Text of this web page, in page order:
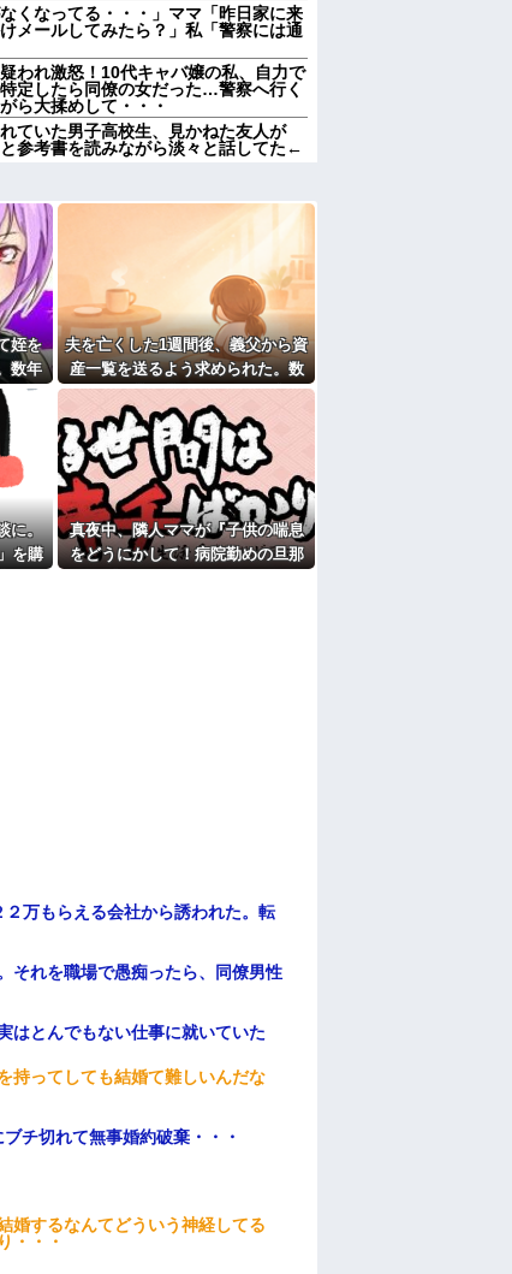
くなってる・・・」ママ「昨日家に来
メールしてみたら？」私「警察には通
われ激怒！10代キャバ嬢の私、自力で
定したら同僚の女だった…警察へ行く
ら大揉めして・・・
ていた男子高校生、見かねた友人が
参考書を読みながら淡々と話してた←
がかけていた医療保険が100万お金がお
気なし。夫｢親として理解できない｣→
「帰ってきてくれないなら放火する」
喪失で僅か数ヶ月で釈放→生活保護
私の写真が飾ってあった。しかも私が
でウトメと同居してたのに「早く出て
も納得して同居してるんだから干渉し
ラー』使ったことあるか？
キャンセルを繰り返した32歳女を逮
文したことで欲求が満たされた」
身の勤務医で実家は開業医、30代半
姪を
数年
き
夫を亡くした1週間後、義父から資
産一覧を送るよう求められた。数
日後には葬儀費用の負担と死亡保
険金を含む資産の3分の1を請求さ
れて…
に。
を購
真夜中、隣人ママが『子供の喘息
をどうにかして！病院勤めの旦那
万もらえる会社から誘われた。転
それを職場で愚痴ったら、同僚男性
はとんでもない仕事に就いていた
持ってしても結婚て難しいんだな
チ切れて無事婚約破棄・・・
婚するなんてどういう神経してる
・・・